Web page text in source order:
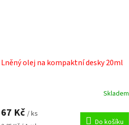
Lněný olej na kompaktní desky 20ml
Skladem
67 Kč / ks
Do košíku